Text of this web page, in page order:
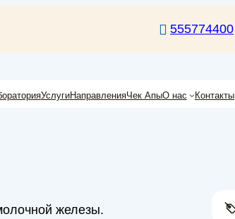
555774400
УслугиНаправленияЧек АпыО нас Контакты
железы.